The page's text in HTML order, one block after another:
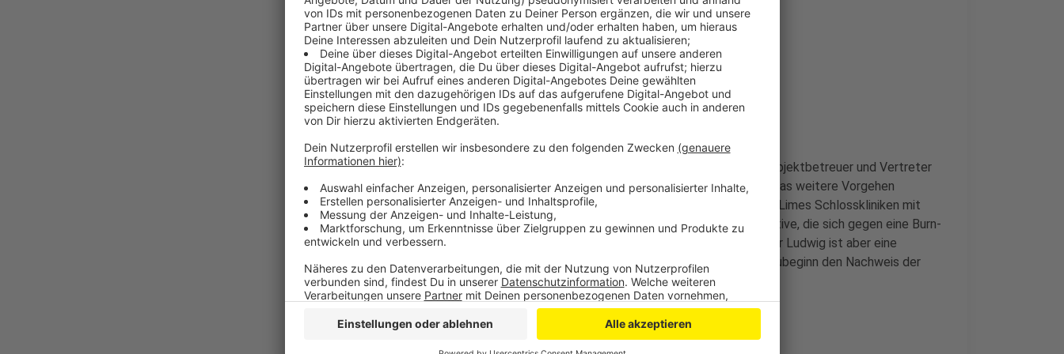
Veröffentlicht: Montag, 25.02.2019 06:13
Anzeige
Erst am Freitag haben sich Baufirmen, Dachdecker, Architekten,Objektbetreuer und Vertreter
der Gemeinde auf dem Gelände von Schloss Heiligenhoven über das weitere Vorgehen
abgestimmt. Für Irritationen hatten zuletzt mehrere Bilanzen der Limes Schlosskliniken mit
hohen Fehlbeträgen gesorgt. Verbreitet hatte sie die Bürgerinitiative, die sich gegen eine Burn-
Out-Klinik auf Schloss Heiligenhoven einsetzt. Laut Bürgermeister Ludwig ist aber eine
Projektgesellschaft für den Bau verantwortlich, die schon vor Baubeginn den Nachweis der
Leistungsfähigkeit erbracht hat.